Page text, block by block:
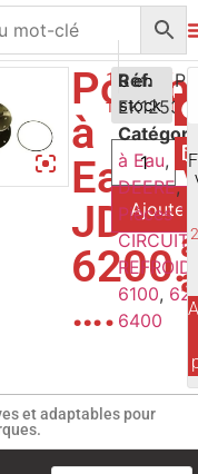
à
Eau
JD
….
156,00 €
TTC
3 en
stock
Ajouter
Réf.
EK1253
à Eau,
DEERE,
Pièces
CIRCUIT
6100,
6400
et adaptables pour